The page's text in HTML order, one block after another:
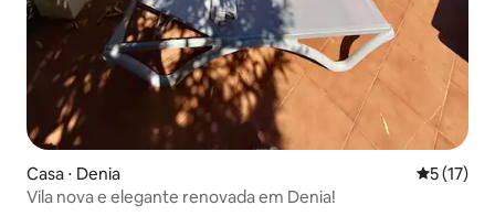
Casa ⋅ Denia 5 de uma
5 (17)
Vila nova e elegante renovada em Denia!